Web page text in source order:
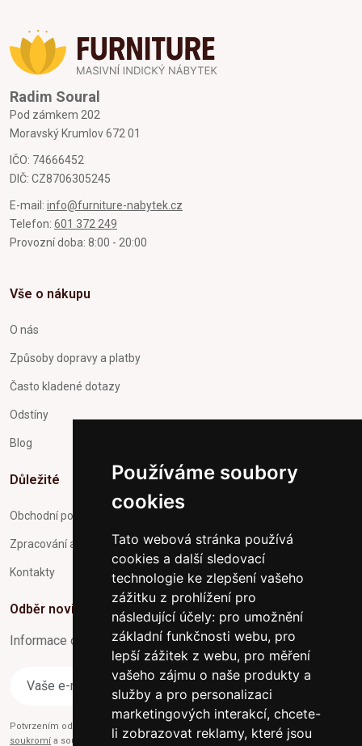
Používáme soubory
cookies
Tato webová stránka používá
cookies a další sledovací
technologie ke zlepšení vašeho
zážitku z prohlížení pro
následující účely: pro umožnění
základní funkčnosti webu, pro
lepší zážitek z webu, pro měření
vašeho zájmu o naše produkty a
služby a pro personalizaci
marketingových interakcí, chcete-
li zobrazovat reklamy, které jsou
Radim Soural
Pod zámkem 202
Moravský Krumlov 672 01
IČO: 74666452
DIČ: CZ8706305245
E-mail: info@furniture-nabytek.cz
Telefon: 601 372 249
Provozní doba: 8:00 - 20:00
Vše o nákupu
O nás
Způsoby dopravy a platby
Často kladené dotazy
Odstíny
Blog
Důležité
Obchodní podmínky
Zpracování a ochrana osobních údajů
Kontakty
Odběr novinek
Informace o Novinkách a užitečné rady max. 1x za týden
Odebírat
Potvrzením odběru současně souhlasíte s našimi podmínkami o
soukromí a současně nám udělujete souhlas se zasíláním obchodních e-mailů.